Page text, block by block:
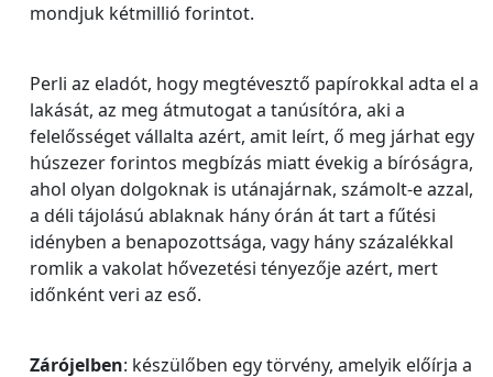
mondjuk kétmillió forintot.
Perli az eladót, hogy megtévesztő papírokkal adta el a
lakását, az meg átmutogat a tanúsítóra, aki a
felelősséget vállalta azért, amit leírt, ő meg járhat egy
húszezer forintos megbízás miatt évekig a bíróságra,
ahol olyan dolgoknak is utánajárnak, számolt-e azzal,
a déli tájolású ablaknak hány órán át tart a fűtési
idényben a benapozottsága, vagy hány százalékkal
romlik a vakolat hővezetési tényezője azért, mert
időnként veri az eső.
Zárójelben: készülőben egy törvény, amelyik előírja a